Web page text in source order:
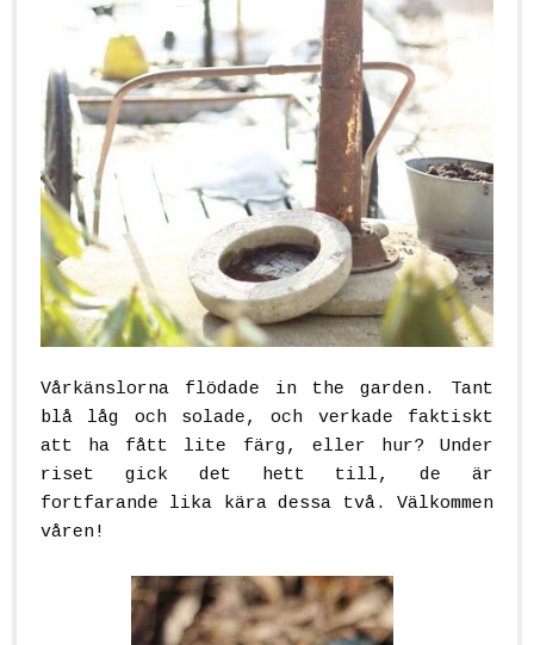
Vårkänslorna flödade in the garden. Tant
blå låg och solade, och verkade faktiskt
att ha fått lite färg, eller hur? Under
riset gick det hett till, de är
fortfarande lika kära dessa två. Välkommen
våren!